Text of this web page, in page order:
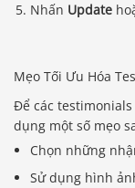
Nhấn Update
Mẹo Tối Ưu Hóa
Để các
dụng một số mẹo
Chọn những
Sử dụng hình